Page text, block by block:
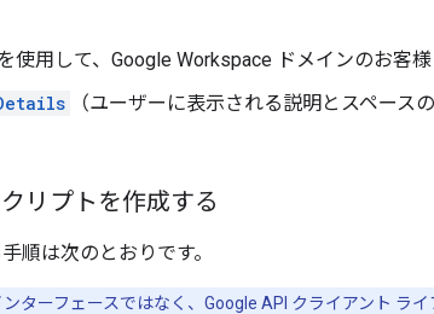
使用して、Google Workspace ドメインのお客
（ユーザーに表示される説明とスペース
リプトを作成する
順は次のとおりです。
ンターフェースではなく、Google API クライアント ラ